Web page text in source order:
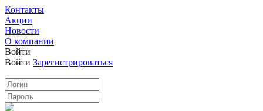
Контакты
Акции
Новости
О компании
Войти
Войти Зарегистрироваться